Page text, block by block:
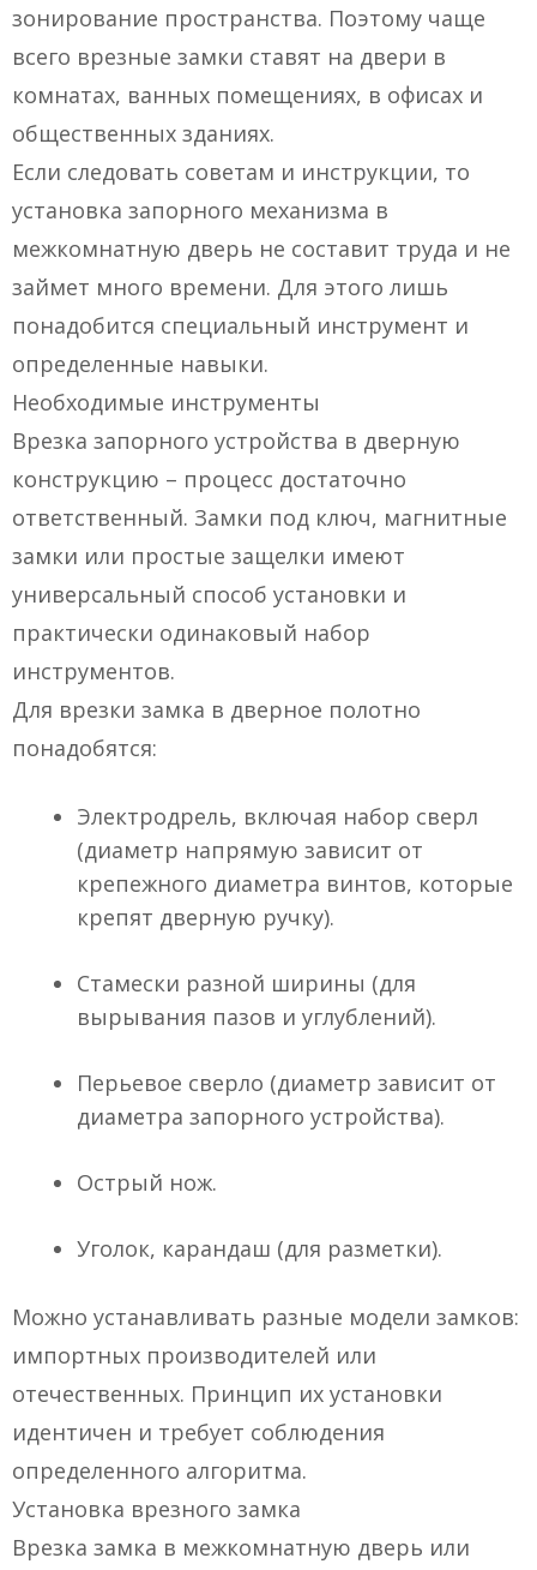
зонирование пространства. Поэтому чаще
всего врезные замки ставят на двери в
комнатах, ванных помещениях, в офисах и
общественных зданиях.
Если следовать советам и инструкции, то
установка запорного механизма в
межкомнатную дверь не составит труда и не
займет много времени. Для этого лишь
понадобится специальный инструмент и
определенные навыки.
Необходимые инструменты
Врезка запорного устройства в дверную
конструкцию – процесс достаточно
ответственный. Замки под ключ, магнитные
замки или простые защелки имеют
универсальный способ установки и
практически одинаковый набор
инструментов.
Для врезки замка в дверное полотно
понадобятся:
Электродрель, включая набор сверл
(диаметр напрямую зависит от
крепежного диаметра винтов, которые
крепят дверную ручку).
Стамески разной ширины (для
вырывания пазов и углублений).
Перьевое сверло (диаметр зависит от
диаметра запорного устройства).
Острый нож.
Уголок, карандаш (для разметки).
Можно устанавливать разные модели замков:
импортных производителей или
отечественных. Принцип их установки
идентичен и требует соблюдения
определенного алгоритма.
Установка врезного замка
Врезка замка в межкомнатную дверь или